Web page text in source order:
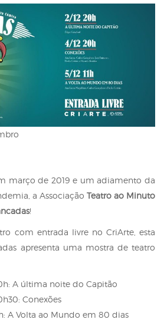
março de 2019 e um adiamento da
a Associação Teatro ao Minuto
!
com entrada livre no CriArte, esta
apresenta uma mostra de teatro
A última noite do Capitão
Conexões
A Volta ao Mundo em 80 dias